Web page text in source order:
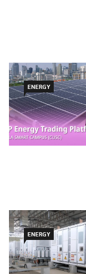
ENERGY
ENERGY